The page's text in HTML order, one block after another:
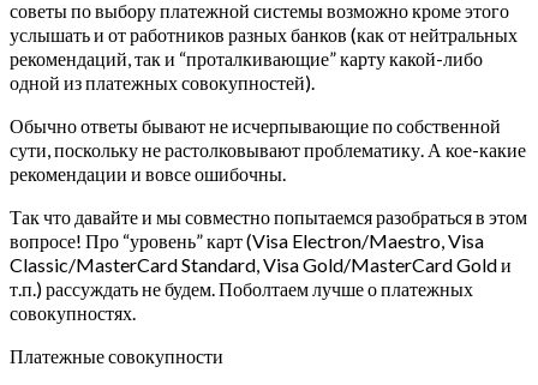
советы по выбору платежной системы возможно кроме этого
услышать и от работников разных банков (как от нейтральных
рекомендаций, так и “проталкивающие” карту какой-либо
одной из платежных совокупностей).
Обычно ответы бывают не исчерпывающие по собственной
сути, поскольку не растолковывают проблематику. А кое-какие
рекомендации и вовсе ошибочны.
Так что давайте и мы совместно попытаемся разобраться в этом
вопросе! Про “уровень” карт (Visa Electron/Maestro, Visa
Classic/MasterCard Standard, Visa Gold/MasterCard Gold и
т.п.) рассуждать не будем. Поболтаем лучше о платежных
совокупностях.
Платежные совокупности